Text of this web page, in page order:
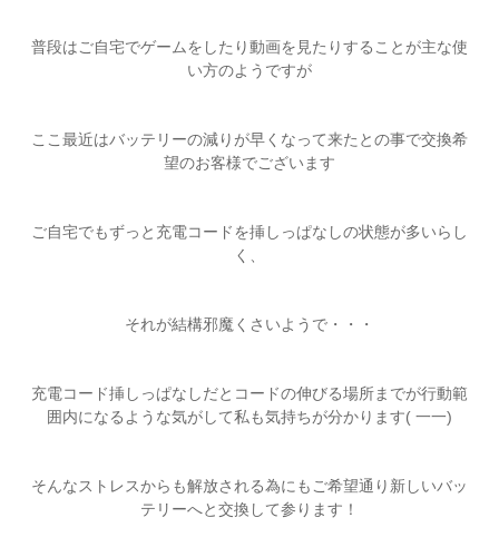
普段はご自宅でゲームをしたり動画を見たりすることが主な使
い方のようですが
ここ最近はバッテリーの減りが早くなって来たとの事で交換希
望のお客様でございます
ご自宅でもずっと充電コードを挿しっぱなしの状態が多いらし
く、
それが結構邪魔くさいようで・・・
充電コード挿しっぱなしだとコードの伸びる場所までが行動範
囲内になるような気がして私も気持ちが分かります( 一一)
そんなストレスからも解放される為にもご希望通り新しいバッ
テリーへと交換して参ります！